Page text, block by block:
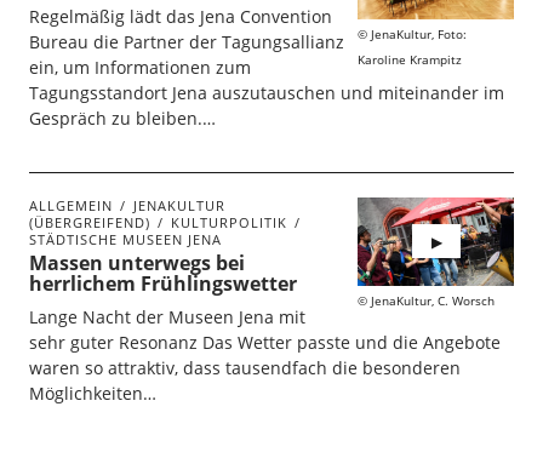
JenaKultur, Foto:
Karoline Krampitz
Regelmäßig lädt das Jena Convention
Bureau die Partner der Tagungsallianz
ein, um Informationen zum
Tagungsstandort Jena auszutauschen und miteinander im
Gespräch zu bleiben.…
JenaKultur, C. Worsch
ALLGEMEIN
JENAKULTUR
(ÜBERGREIFEND)
KULTURPOLITIK
STÄDTISCHE MUSEEN JENA
Massen unterwegs bei
herrlichem Frühlingswetter
Lange Nacht der Museen Jena mit
sehr guter Resonanz Das Wetter passte und die Angebote
waren so attraktiv, dass tausendfach die besonderen
Möglichkeiten…